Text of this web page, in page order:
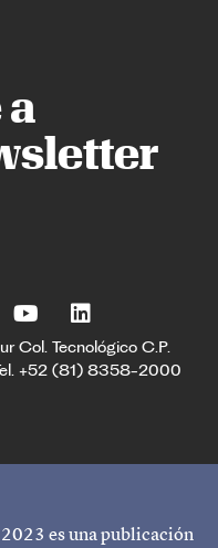
a
Col. Tecnológico C.P.
+52 (81) 8358-2000
es una publicación